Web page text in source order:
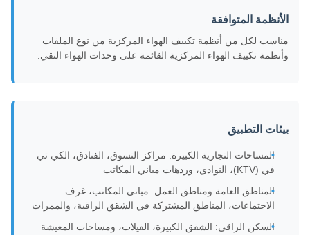
الأنظمة المتوافقة
مناسب لكل من أنظمة تكييف الهواء المركزية من نوع الملفات
وأنظمة تكييف الهواء المركزية القائمة على وحدات الهواء النقي.
بيئات التطبيق
المساحات التجارية الكبيرة: مراكز التسوق، الفنادق، الكي تي
في (KTV)، النوادي، وردهات مباني المكاتب
المناطق العامة ومناطق العمل: مباني المكاتب، غرف
الاجتماعات، المناطق المشتركة في الشقق الراقية، والممرات
السكن الراقي: الشقق الكبيرة، الفيلات، ومساحات المعيشة